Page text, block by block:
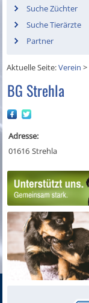
Suche Züchter
Suche Tierärzte
Partner
Aktuelle Seite:Verein >
BG Strehla
Adresse:
01616 Strehla